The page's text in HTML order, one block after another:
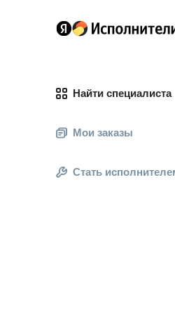
Найти специалиста
Мои заказы
Стать